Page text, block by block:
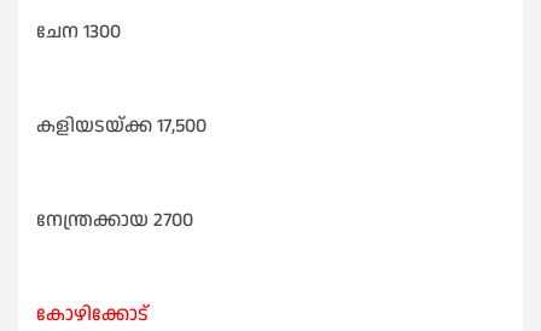
ചേന 1300
കളിയടയ്ക്ക 17,500
നേന്ത്രക്കായ 2700
കോഴിക്കോട്